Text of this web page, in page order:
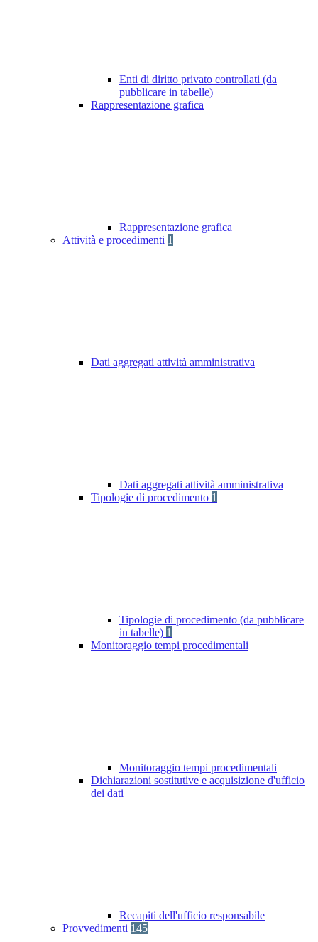
Enti di diritto privato controllati (da
pubblicare in tabelle)
Rappresentazione grafica
Rappresentazione grafica
Attività e procedimenti 1
Dati aggregati attività amministrativa
Dati aggregati attività amministrativa
Tipologie di procedimento 1
Tipologie di procedimento (da pubblicare
in tabelle) 1
Monitoraggio tempi procedimentali
Monitoraggio tempi procedimentali
Dichiarazioni sostitutive e acquisizione d'ufficio
dei dati
Recapiti dell'ufficio responsabile
Provvedimenti 145